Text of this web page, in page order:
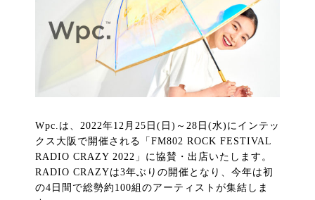
Wpc.は、2022年12月25日(日)～28日(水)にインテッ
クス大阪で開催される「FM802 ROCK FESTIVAL
RADIO CRAZY 2022」に協賛・出店いたします。
RADIO CRAZYは3年ぶりの開催となり、今年は初
の4日間で総勢約100組のアーティストが集結しま